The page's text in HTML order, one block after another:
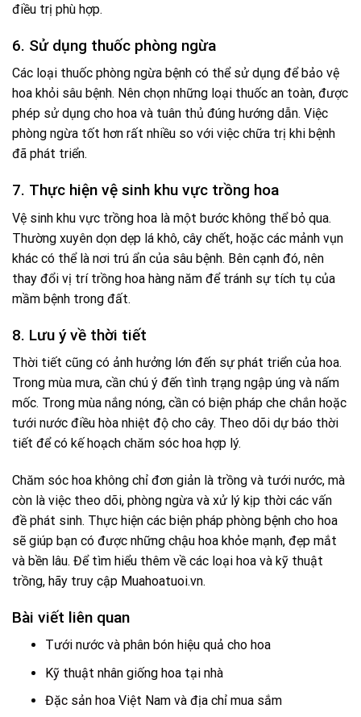
điều trị phù hợp.
6. Sử dụng thuốc phòng ngừa
Các loại thuốc phòng ngừa bệnh có thể sử dụng để bảo vệ
hoa khỏi sâu bệnh. Nên chọn những loại thuốc an toàn, được
phép sử dụng cho hoa và tuân thủ đúng hướng dẫn. Việc
phòng ngừa tốt hơn rất nhiều so với việc chữa trị khi bệnh
đã phát triển.
7. Thực hiện vệ sinh khu vực trồng hoa
Vệ sinh khu vực trồng hoa là một bước không thể bỏ qua.
Thường xuyên dọn dẹp lá khô, cây chết, hoặc các mảnh vụn
khác có thể là nơi trú ẩn của sâu bệnh. Bên cạnh đó, nên
thay đổi vị trí trồng hoa hàng năm để tránh sự tích tụ của
mầm bệnh trong đất.
8. Lưu ý về thời tiết
Thời tiết cũng có ảnh hưởng lớn đến sự phát triển của hoa.
Trong mùa mưa, cần chú ý đến tình trạng ngập úng và nấm
mốc. Trong mùa nắng nóng, cần có biện pháp che chắn hoặc
tưới nước điều hòa nhiệt độ cho cây. Theo dõi dự báo thời
tiết để có kế hoạch chăm sóc hoa hợp lý.
Chăm sóc hoa không chỉ đơn giản là trồng và tưới nước, mà
còn là việc theo dõi, phòng ngừa và xử lý kịp thời các vấn
đề phát sinh. Thực hiện các biện pháp phòng bệnh cho hoa
sẽ giúp bạn có được những chậu hoa khỏe mạnh, đẹp mắt
và bền lâu. Để tìm hiểu thêm về các loại hoa và kỹ thuật
trồng, hãy truy cập Muahoatuoi.vn.
Bài viết liên quan
Tưới nước và phân bón hiệu quả cho hoa
Kỹ thuật nhân giống hoa tại nhà
Đặc sản hoa Việt Nam và địa chỉ mua sắm